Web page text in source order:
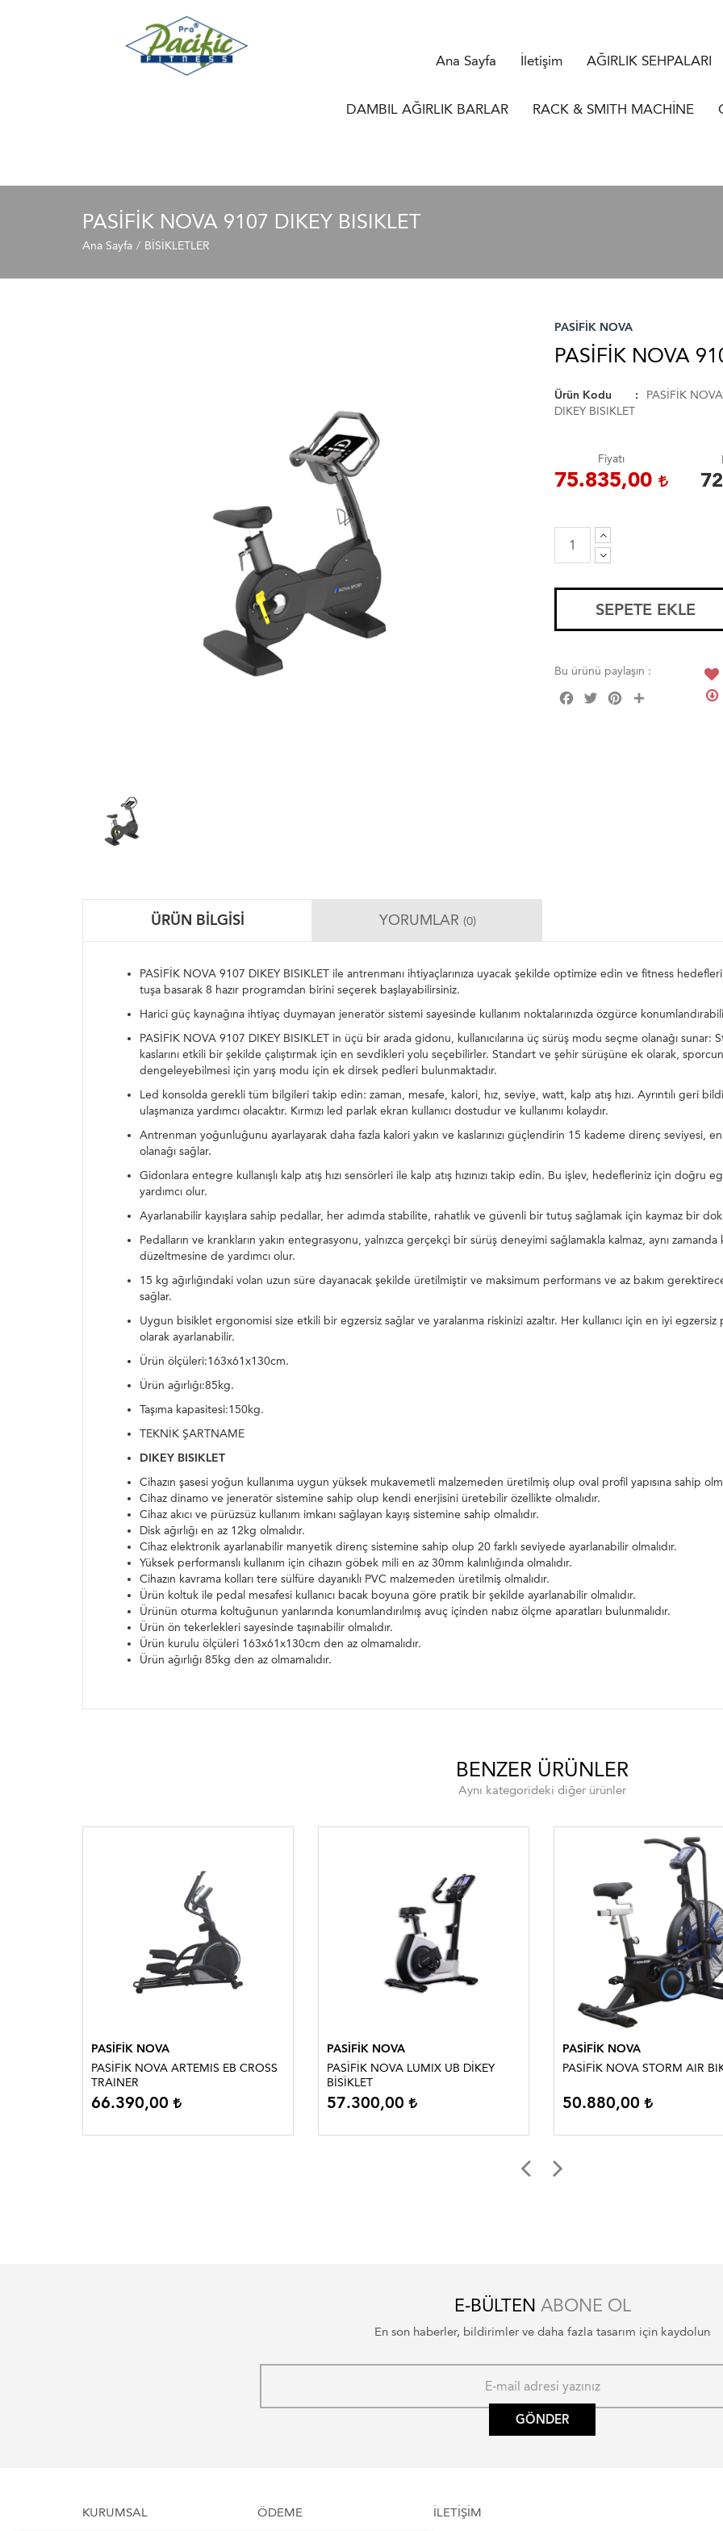
Ana Sayfa İletişim AĞIRLIK SEHPALARI
DAMBIL AĞIRLIK BARLAR RACK & SMITH MACHİNE
PASİFİK NOVA 9107 DIKEY BISIKLET
Ana Sayfa BİSİKLETLER
PASİFİK NOVA
PASİFİK NOVA
Ürün Kodu
PASİFİK
DIKEY BISIKLET
Fiyatı
75.835,00
SEPETE EKLE
Bu ürünü paylaşın :
FacebookTwitterPinterest
ÜRÜN BILGISI YORUMLAR (0)
PASİFİK NOVA 9107 DIKEY BISIKLET ile antrenmanı ihtiyaçlarınıza uyacak şekilde optimize edin ve fitness
tuşa basarak 8 hazır programdan birini seçerek başlayabilirsiniz.
Harici güç kaynağına ihtiyaç duymayan jeneratör sistemi sayesinde kullanım noktalarınızda özgürce
PASİFİK NOVA 9107 DIKEY BISIKLET in üçü bir arada gidonu, kullanıcılarına üç sürüş modu seçme olanağı sunar:
kaslarını etkili bir şekilde çalıştırmak için en sevdikleri yolu seçebilirler. Standart ve şehir sürüşüne ek olarak,
dengeleyebilmesi için yarış modu için ek dirsek pedleri bulunmaktadır.
Led konsolda gerekli tüm bilgileri takip edin: zaman, mesafe, kalori, hız, seviye, watt, kalp atış hızı. Ayrıntılı geri
ulaşmanıza yardımcı olacaktır. Kırmızı led parlak ekran kullanıcı dostudur ve kullanımı kolaydır.
Antrenman yoğunluğunu ayarlayarak daha fazla kalori yakın ve kaslarınızı güçlendirin 15 kademe direnç seviyesi,
olanağı sağlar.
Gidonlara entegre kullanışlı kalp atış hızı sensörleri ile kalp atış hızınızı takip edin. Bu işlev, hedefleriniz için
yardımcı olur.
Ayarlanabilir kayışlara sahip pedallar, her adımda stabilite, rahatlık ve güvenli bir tutuş sağlamak için kaymaz bir
Pedalların ve krankların yakın entegrasyonu, yalnızca gerçekçi bir sürüş deneyimi sağlamakla kalmaz, aynı zamanda
düzeltmesine de yardımcı olur.
15 kg ağırlığındaki volan uzun süre dayanacak şekilde üretilmiştir ve maksimum performans ve az bakım
sağlar.
Uygun bisiklet ergonomisi size etkili bir egzersiz sağlar ve yaralanma riskinizi azaltır. Her kullanıcı için en iyi
olarak ayarlanabilir.
Ürün ölçüleri:163x61x130cm.
Ürün ağırlığı:85kg.
Taşıma kapasitesi:150kg.
TEKNİK ŞARTNAME
DIKEY BISIKLET
Cihazın şasesi yoğun kullanıma uygun yüksek mukavemetli malzemeden üretilmiş olup oval profil yapısına sahip
Cihaz dinamo ve jeneratör sistemine sahip olup kendi enerjisini üretebilir özellikte olmalıdır.
Cihaz akıcı ve pürüzsüz kullanım imkanı sağlayan kayış sistemine sahip olmalıdır.
Disk ağırlığı en az 12kg olmalıdır.
Cihaz elektronik ayarlanabilir manyetik direnç sistemine sahip olup 20 farklı seviyede ayarlanabilir olmalıdır.
Yüksek performanslı kullanım için cihazın göbek mili en az 30mm kalınlığında olmalıdır.
Cihazın kavrama kolları tere sülfüre dayanıklı PVC malzemeden üretilmiş olmalıdır.
Ürün koltuk ile pedal mesafesi kullanıcı bacak boyuna göre pratik bir şekilde ayarlanabilir olmalıdır.
Ürünün oturma koltuğunun yanlarında konumlandırılmış avuç içinden nabız ölçme aparatları bulunmalıdır.
Ürün ön tekerlekleri sayesinde taşınabilir olmalıdır.
Ürün kurulu ölçüleri 163x61x130cm den az olmamalıdır.
Ürün ağırlığı 85kg den az olmamalıdır.
BENZER ÜRÜNLER
Aynı kategorideki diğer ürünler
PASİFİK NOVA
PASİFİK NOVA ARTEMIS EB CROSS
TRAINER
66.390,00
PASİFİK NOVA
PASİFİK NOVA LUMIX UB DİKEY
BİSİKLET
57.300,00
PASİFİK NOVA
PASİFİK NOVA STORM AIR
50.880,00
E-BÜLTEN ABONE OL
En son haberler, bildirimler ve daha fazla tasarım için kaydolun
GÖNDER
KURUMSAL ÖDEME İLETİŞİM